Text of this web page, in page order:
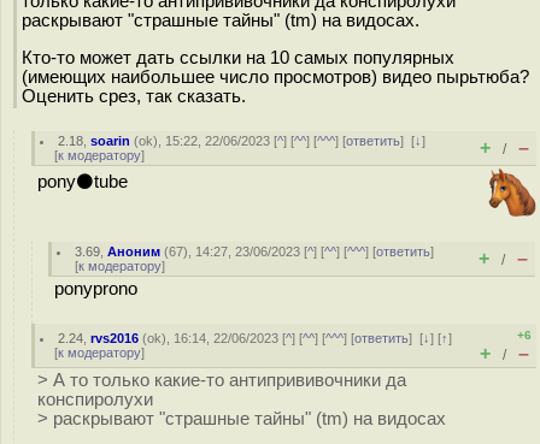
раскрывают "страшные тайны" (tm) на видосах.
Кто-то может дать ссылки на 10 самых популярных
(имеющих наибольшее число просмотров) видео пырьтюба?
Оценить срез, так сказать.
2.18 ,soarin (ok), 15:22, 22/06/2023 [^] [^^] [^^^] [ответить][↓]
[к модератору] + / –
pony⚫tube
3.69 ,Аноним (67), 14:27, 23/06/2023 [^] [^^] [^^^] [ответить]
[к модератору] + / –
ponyprono
2.24 ,rvs2016 (ok), 16:14, 22/06/2023 [^] [^^] [^^^] [ответить][↓] [↑]
[к модератору]
+6
+ / –
> А то только какие-то антипрививочники да
конспиролухи
> раскрывают "страшные тайны" (tm) на видосах